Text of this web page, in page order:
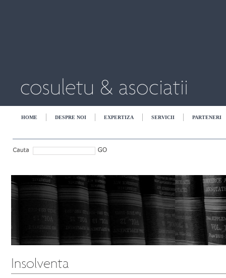
HOME DESPRE NOI EXPERTIZA SERVICII PARTENERI